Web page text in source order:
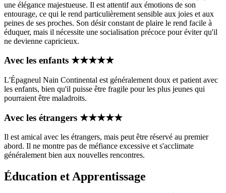
une élégance majestueuse. Il est attentif aux émotions de son
entourage, ce qui le rend particulièrement sensible aux joies et aux
peines de ses proches. Son désir constant de plaire le rend facile à
éduquer, mais il nécessite une socialisation précoce pour éviter qu'il
ne devienne capricieux.
Avec les enfants ★★★★★
L'Épagneul Nain Continental est généralement doux et patient avec
les enfants, bien qu'il puisse être fragile pour les plus jeunes qui
pourraient être maladroits.
Avec les étrangers ★★★★★
Il est amical avec les étrangers, mais peut être réservé au premier
abord. Il ne montre pas de méfiance excessive et s'acclimate
généralement bien aux nouvelles rencontres.
Éducation et Apprentissage